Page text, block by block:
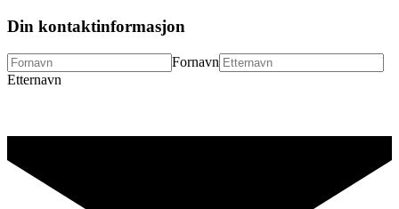
Din kontaktinformasjon
Fornavn
Etternavn